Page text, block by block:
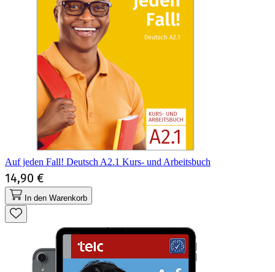
Auf jeden Fall! Deutsch A2.1 Kurs- und Arbeitsbuch
14,90 €
In den Warenkorb